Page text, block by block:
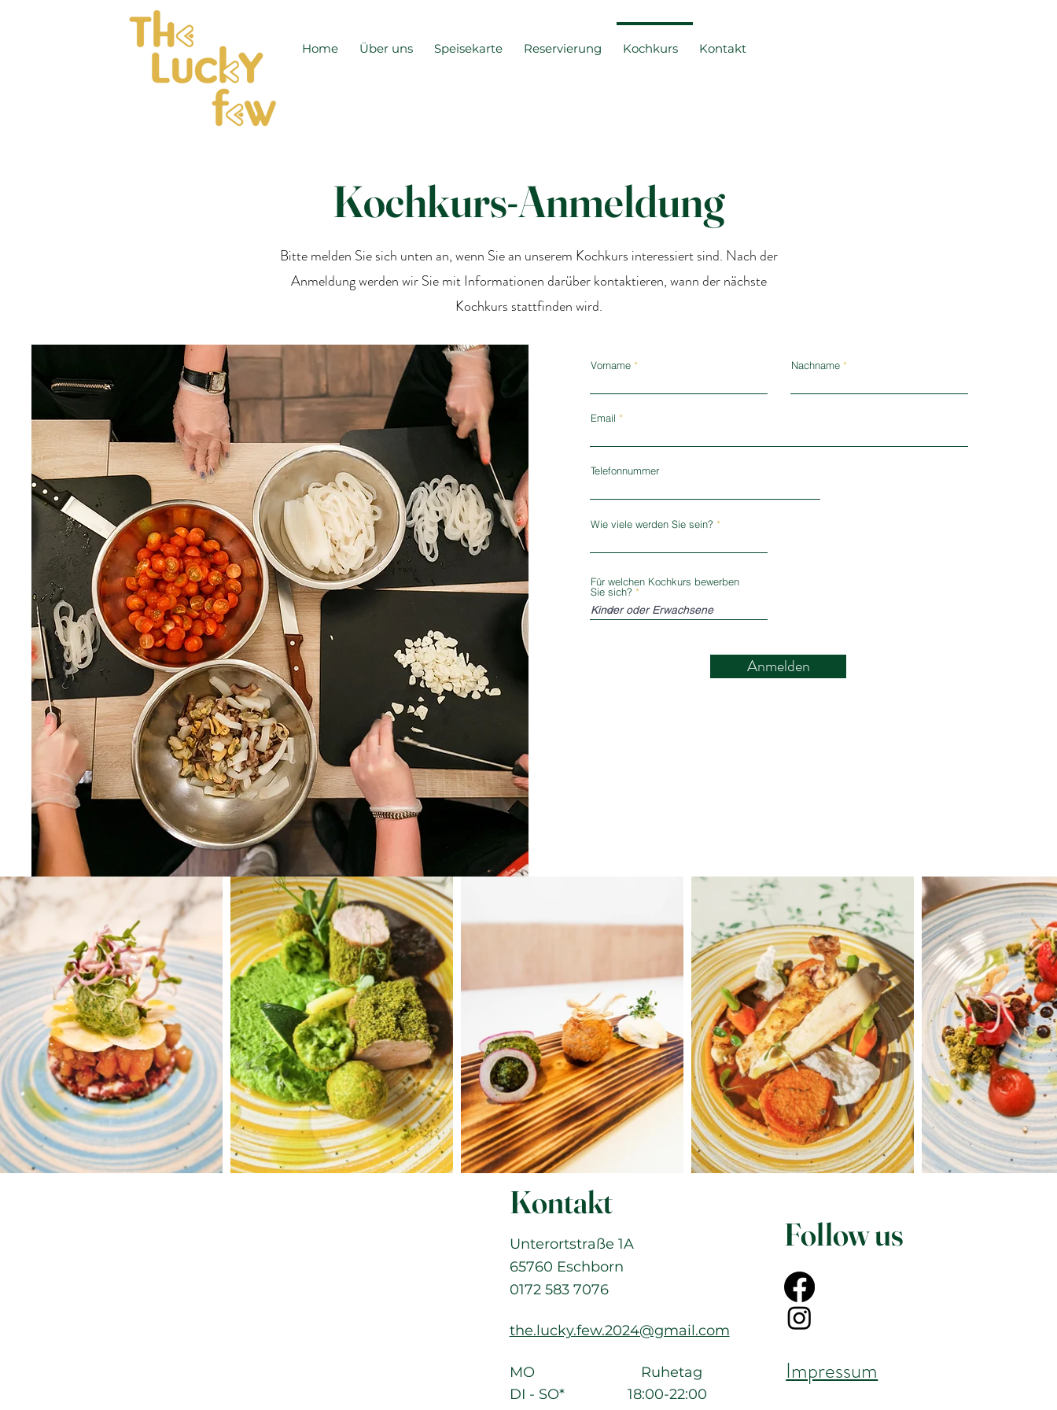
Home Über uns Speisekarte Reservierung Kochkurs Kontakt
Kochkurs-Anmeldung
Bitte melden Sie sich unten an, wenn Sie an unserem Kochkurs interessiert sind. Nach der
Anmeldung werden wir Sie mit Informationen darüber kontaktieren, wann der nächste
Kochkurs stattfinden wird.
Vorname Nachname
Email
Telefonnummer
Wie viele werden Sie sein?
Für welchen Kochkurs bewerben
Sie sich?
Anmelden
Kontakt
Unterortstraße 1A
65760 Eschborn
0172 583 7076
the.lucky.few.2024@gmail.com
MO Ruhetag
DI - SO*18:00-22:00
Follow us
Impressum